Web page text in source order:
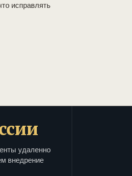
исправлять
удаленно
внедрение